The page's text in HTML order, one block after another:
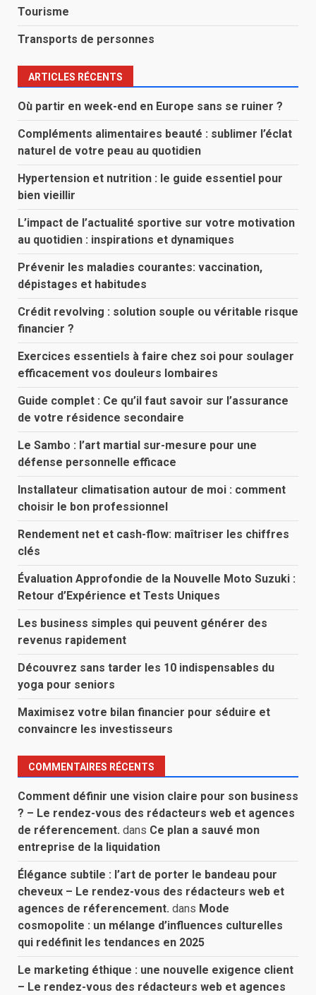
Tourisme
Transports de personnes
ARTICLES RÉCENTS
Où partir en week-end en Europe sans se ruiner ?
Compléments alimentaires beauté : sublimer l’éclat
naturel de votre peau au quotidien
Hypertension et nutrition : le guide essentiel pour
bien vieillir
L’impact de l’actualité sportive sur votre motivation
au quotidien : inspirations et dynamiques
Prévenir les maladies courantes: vaccination,
dépistages et habitudes
Crédit revolving : solution souple ou véritable risque
financier ?
Exercices essentiels à faire chez soi pour soulager
efficacement vos douleurs lombaires
Guide complet : Ce qu’il faut savoir sur l’assurance
de votre résidence secondaire
Le Sambo : l’art martial sur-mesure pour une
défense personnelle efficace
Installateur climatisation autour de moi : comment
choisir le bon professionnel
Rendement net et cash-flow: maîtriser les chiffres
clés
Évaluation Approfondie de la Nouvelle Moto Suzuki :
Retour d’Expérience et Tests Uniques
Les business simples qui peuvent générer des
revenus rapidement
Découvrez sans tarder les 10 indispensables du
yoga pour seniors
Maximisez votre bilan financier pour séduire et
convaincre les investisseurs
COMMENTAIRES RÉCENTS
Comment définir une vision claire pour son business
? – Le rendez-vous des rédacteurs web et agences
de réferencement. dans Ce plan a sauvé mon
entreprise de la liquidation
Élégance subtile : l’art de porter le bandeau pour
cheveux – Le rendez-vous des rédacteurs web et
agences de réferencement. dans Mode
cosmopolite : un mélange d’influences culturelles
qui redéfinit les tendances en 2025
Le marketing éthique : une nouvelle exigence client
– Le rendez-vous des rédacteurs web et agences